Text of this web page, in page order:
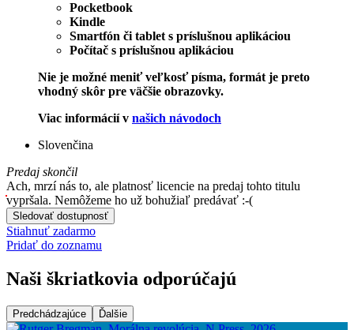
Pocketbook
Kindle
Smartfón či tablet s príslušnou aplikáciou
Počítač s príslušnou aplikáciou
Nie je možné meniť veľkosť písma, formát je preto
vhodný skôr pre väčšie obrazovky.
Viac informácií v našich návodoch
Slovenčina
Predaj skončil
Ach, mrzí nás to, ale platnosť licencie na predaj tohto titulu
vypršala. Nemôžeme ho už bohužiaľ predávať :-(
Sledovať dostupnosť
Stiahnuť zadarmo
Pridať do zoznamu
Naši škriatkovia odporúčajú
Predchádzajúce Ďalšie